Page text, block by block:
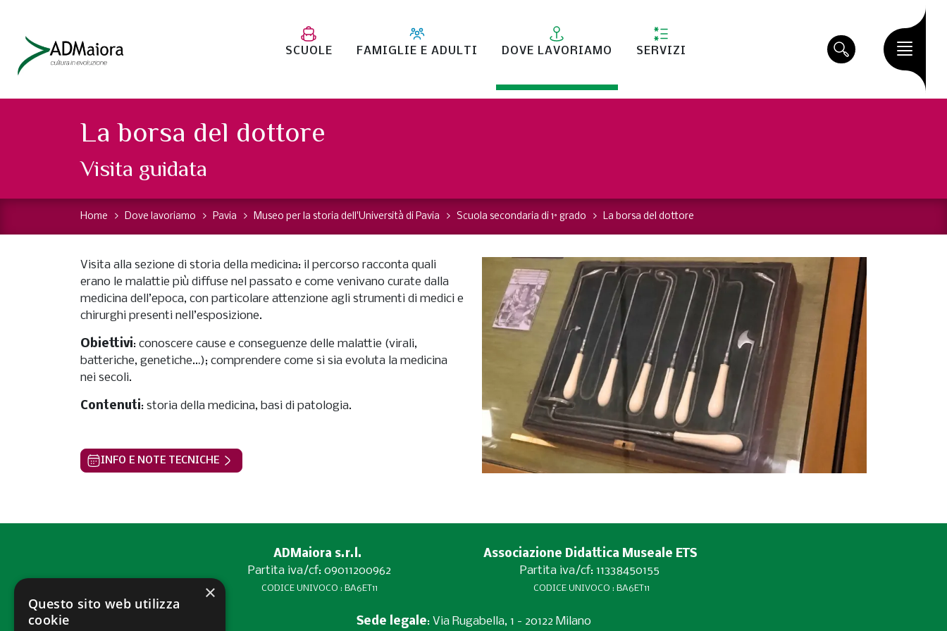
SCUOLE FAMIGLIE E ADULTI DOVE LAVORIAMO SERVIZI
La borsa del dottore
Visita guidata
Home Dove lavoriamo Pavia Museo per la storia dell'Università di Pavia Scuola secondaria di 1° grado La borsa del dottore
Visita alla sezione di storia della medicina: il percorso racconta quali
erano le malattie più diffuse nel passato e come venivano curate dalla
medicina dell’epoca, con particolare attenzione agli strumenti di medici e
chirurghi presenti nell’esposizione.
Obiettivi: conoscere cause e conseguenze delle malattie (virali,
batteriche, genetiche…); comprendere come si sia evoluta la medicina
nei secoli.
Contenuti: storia della medicina, basi di patologia.
INFO E NOTE TECNICHE
ADMaiora s.r.l.
Partita iva/cf: 09011200962
CODICE UNIVOCO : BA6ET11
Associazione Didattica Museale ETS
Partita iva/cf: 11338450155
CODICE UNIVOCO : BA6ET11
Sede legale: Via Rugabella, 1 - 20122 Milano
×
Questo sito web utilizza
cookie